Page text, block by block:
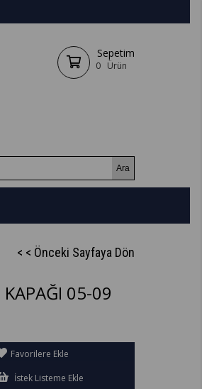
Sepetim
0 Ürün
< < Önceki Sayfaya Dön
05-09
Favorilere Ekle
İstek Listeme Ekle